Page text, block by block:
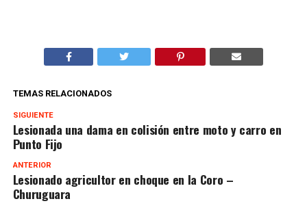
TEMAS RELACIONADOS
SIGUIENTE
Lesionada una dama en colisión entre moto y carro en
Punto Fijo
ANTERIOR
Lesionado agricultor en choque en la Coro –
Churuguara